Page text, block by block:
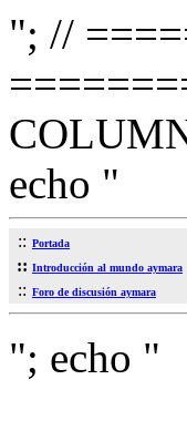
"; //
echo "
:: Portada
:: Introducción al mundo aymara
:: Foro de discusión aymara
"; echo "